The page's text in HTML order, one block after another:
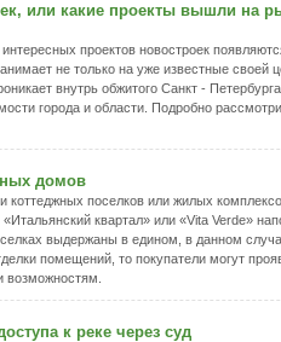
или какие проекты вышли на
проектов новостроек
не только на уже известные своей
внутрь обжитого Санкт -
города и области. Подробно
домов
поселков или жилых
квартал» или «Vita Verde»
выдержаны в едином, в данном
помещений, то покупатели могут
возможностям.
к реке через суд